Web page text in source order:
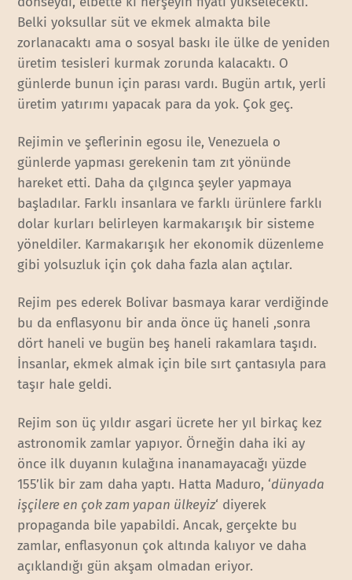
Belki yoksullar süt ve ekmek almakta bile
zorlanacaktı ama o sosyal baskı ile ülke de yeniden
üretim tesisleri kurmak zorunda kalacaktı. O
günlerde bunun için parası vardı. Bugün artık, yerli
üretim yatırımı yapacak para da yok. Çok geç.
Rejimin ve şeflerinin egosu ile, Venezuela o
günlerde yapması gerekenin tam zıt yönünde
hareket etti. Daha da çılgınca şeyler yapmaya
başladılar. Farklı insanlara ve farklı ürünlere farklı
dolar kurları belirleyen karmakarışık bir sisteme
yöneldiler. Karmakarışık her ekonomik düzenleme
gibi yolsuzluk için çok daha fazla alan açtılar.
Rejim pes ederek Bolivar basmaya karar verdiğinde
bu da enflasyonu bir anda önce üç haneli ,sonra
dört haneli ve bugün beş haneli rakamlara taşıdı.
İnsanlar, ekmek almak için bile sırt çantasıyla para
taşır hale geldi.
Rejim son üç yıldır asgari ücrete her yıl birkaç kez
astronomik zamlar yapıyor. Örneğin daha iki ay
önce ilk duyanın kulağına inanamayacağı yüzde
155’lik bir zam daha yaptı. Hatta Maduro, ‘dünyada
işçilere en çok zam yapan ülkeyiz‘ diyerek
propaganda bile yapabildi. Ancak, gerçekte bu
zamlar, enflasyonun çok altında kalıyor ve daha
açıklandığı gün akşam olmadan eriyor.